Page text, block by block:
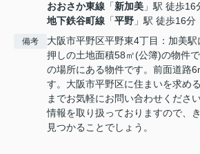
おおさか東線 「新加美 」駅 徒歩16
地下鉄谷町線 「平野 」駅 徒歩16分
備考
大阪市平野区平野東4丁目：加美
押しの土地面積58㎡(公簿)の物件
の場所にある物件です。前面道路
す。大阪市平野区に住まいを求め
までお気軽にお問い合わせくださ
情報を取り扱っておりますので、
見つかることでしょう。